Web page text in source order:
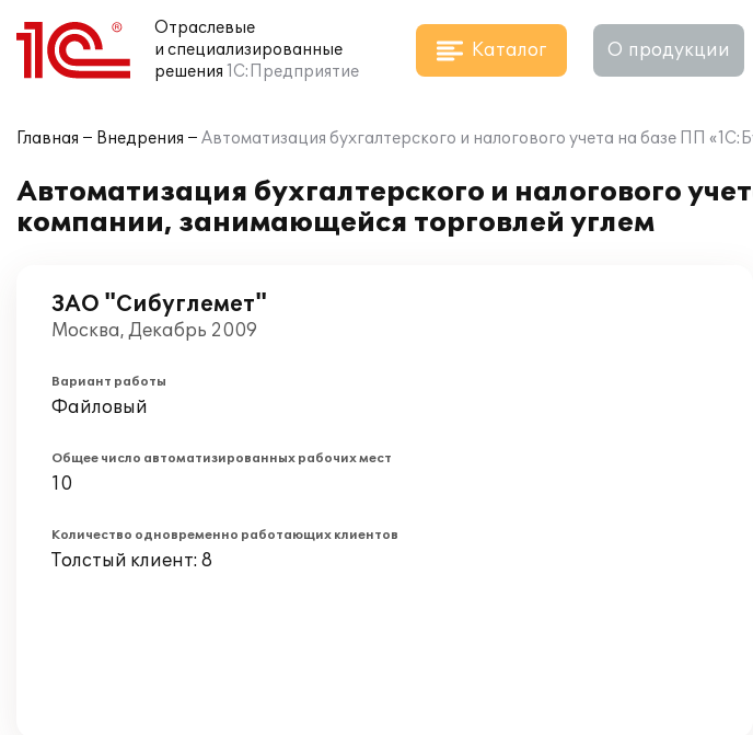
Отраслевые
и специализированные
решения 1С:Предприятие
Каталог О продукции
Главная Внедрения Автоматизация бухгалтерского и налогового учета на базе ПП
Автоматизация бухгалтерского и налогового
компании, занимающейся торговлей углем
ЗАО "Сибуглемет"
Москва, Декабрь 2009
Вариант работы
Файловый
Общее число автоматизированных рабочих мест
10
Количество одновременно работающих клиентов
Толстый клиент: 8